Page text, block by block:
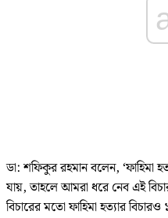
ডা: শফিকুর রহমান বলেন, ‘ফাহিমা
যায়, তাহলে আমরা ধরে নেব এই
বিচারের মতো ফাহিমা হত্যার